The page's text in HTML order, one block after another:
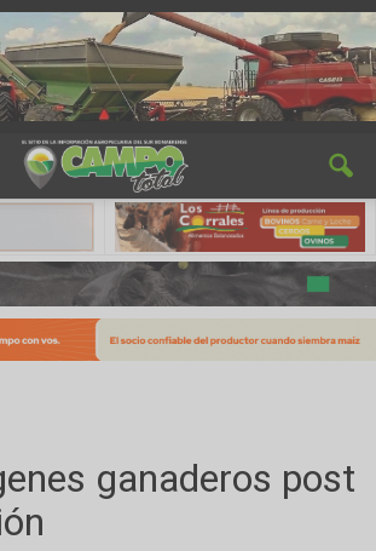
ganaderos post